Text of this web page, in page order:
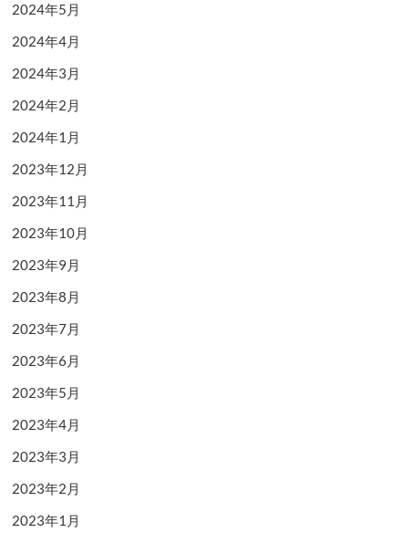
2024年5月
2024年4月
2024年3月
2024年2月
2024年1月
2023年12月
2023年11月
2023年10月
2023年9月
2023年8月
2023年7月
2023年6月
2023年5月
2023年4月
2023年3月
2023年2月
2023年1月